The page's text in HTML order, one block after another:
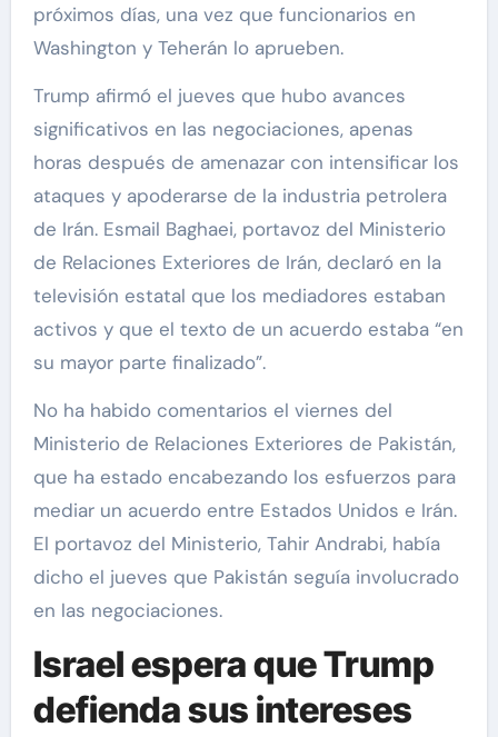
próximos días, una vez que funcionarios en
Washington y Teherán lo aprueben.
Trump afirmó el jueves que hubo avances
significativos en las negociaciones, apenas
horas después de amenazar con intensificar los
ataques y apoderarse de la industria petrolera
de Irán. Esmail Baghaei, portavoz del Ministerio
de Relaciones Exteriores de Irán, declaró en la
televisión estatal que los mediadores estaban
activos y que el texto de un acuerdo estaba “en
su mayor parte finalizado”.
No ha habido comentarios el viernes del
Ministerio de Relaciones Exteriores de Pakistán,
que ha estado encabezando los esfuerzos para
mediar un acuerdo entre Estados Unidos e Irán.
El portavoz del Ministerio, Tahir Andrabi, había
dicho el jueves que Pakistán seguía involucrado
en las negociaciones.
Israel espera que Trump
defienda sus intereses